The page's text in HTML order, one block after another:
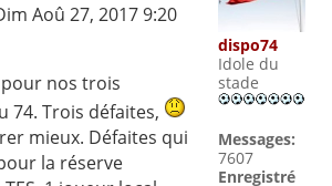
Aoû 27, 2017 9:20
nos trois
74. Trois défaites,
mieux. Défaites qui
la réserve
dispo74
Idole du
stade
Messages:
7607
Enregistré